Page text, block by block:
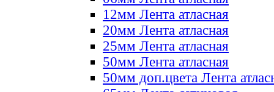
12мм Лента атласная
20мм Лента атласная
25мм Лента атласная
50мм Лента атласная
50мм доп.цвета Лента